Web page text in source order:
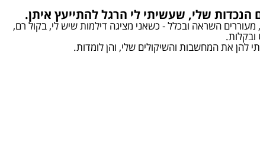
שלי, שעשיתי לי הרגל להתייעץ איתן.
השראה ובכלל - כשאני מציגה דילמות שיש לי, בקול רם,
להן את המחשבות והשיקולים שלי, והן לומדות.